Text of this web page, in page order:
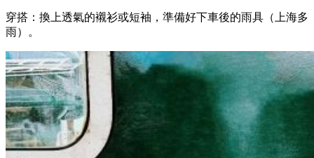
穿搭：換上透氣的襯衫或短袖，準備好下車後的雨具（上海多
雨）。